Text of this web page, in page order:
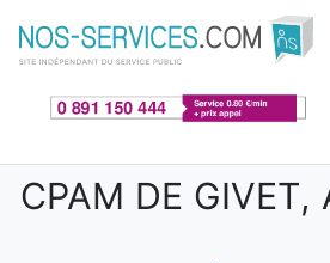
Aller au contenu principal
CPAM DE GIVET,